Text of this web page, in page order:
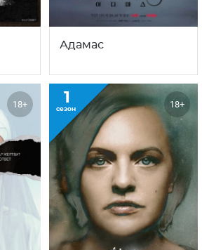
Адамас
18+ 1
сезон 18+